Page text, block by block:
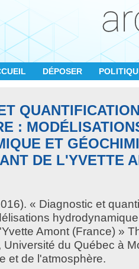
DÉPOSER
:
ET
DE L'YVETTE
« Diagnostic et
Amont (France) »
Université du Québec à
et de l'atmosphère.